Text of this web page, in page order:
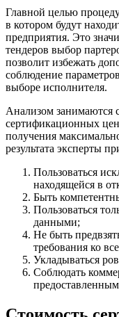
Главной целью
в котором будут
предприятия. Это
тендеров выбор
позволит избежать
соблюдение
выборе исполнителя.
Анализом занимаются
сертификационных
получения
результата эксперты
Пользоваться
находящейся в
Быть
Пользоваться
данными;
Не быть
требования ко
Укладываться
Соблюдать